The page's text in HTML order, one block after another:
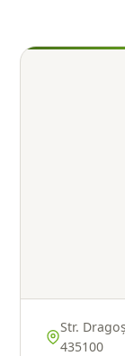
Str.
435100